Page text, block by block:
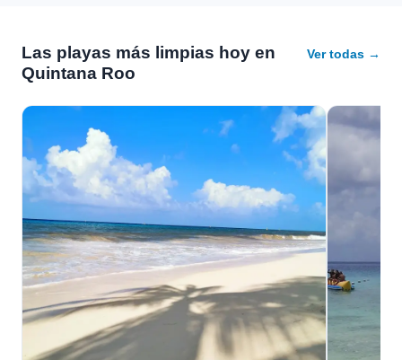
Las playas más limpias hoy en
Quintana Roo
Ver todas →